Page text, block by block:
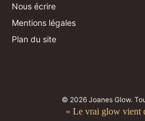
Nous écrire
Mentions légales
Plan du site
© 2026 Joanes Glow.
« Le vrai glow vient